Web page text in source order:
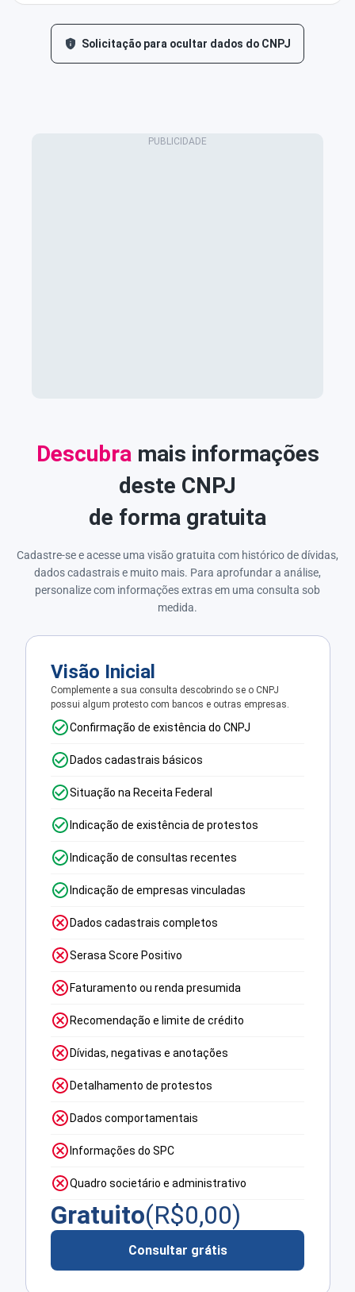
Solicitação para ocultar dados do CNPJ
Descubra mais informações
deste CNPJ
de forma gratuita
Cadastre-se e acesse uma visão gratuita com histórico de dívidas,
dados cadastrais e muito mais. Para aprofundar a análise,
personalize com informações extras em uma consulta sob
medida.
Visão Inicial
Complemente a sua consulta descobrindo se o CNPJ
possui algum protesto com bancos e outras empresas.
Confirmação de existência do CNPJ
Dados cadastrais básicos
Situação na Receita Federal
Indicação de existência de protestos
Indicação de consultas recentes
Indicação de empresas vinculadas
Dados cadastrais completos
Serasa Score Positivo
Faturamento ou renda presumida
Recomendação e limite de crédito
Dívidas, negativas e anotações
Detalhamento de protestos
Dados comportamentais
Informações do SPC
Quadro societário e administrativo
Gratuito(R$0,00)
Consultar grátis